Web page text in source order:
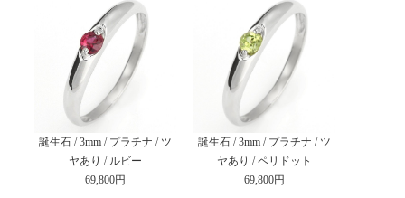
誕生石 / 3mm / プラチナ / ツ
ヤあり / ルビー
69,800円
誕生石 / 3mm / プラチナ / ツ
ヤあり / ペリドット
69,800円